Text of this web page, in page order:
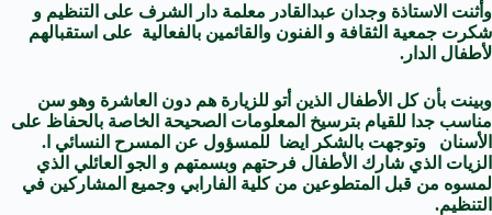
وأثنت الاستاذة وجدان عبدالقادر معلمة دار الشرف على التنظيم و
شكرت جمعية الثقافة و الفنون والقائمين بالفعالية على استقبالهم
لأطفال الدار.
وبينت بأن كل الأطفال الذين أتو للزيارة هم دون العاشرة وهو سن
مناسب جدا للقيام بترسيخ المعلومات الصحيحة الخاصة بالحفاظ على
الأسنان وتوجهت بالشكر ايضا للمسؤول عن المسرح النسائي ا.
الزيات الذي شارك الأطفال فرحتهم وبسمتهم و الجو العائلي الذي
لمسوه من قبل المتطوعين من كلية الفارابي وجميع المشاركين في
التنظيم.